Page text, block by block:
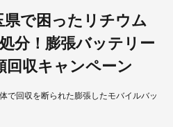
県で困ったリチウム
分！膨張バッテリー
回収キャンペーン
で回収を断られた膨張したモバイルバッ